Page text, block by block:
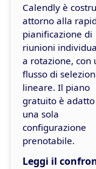
Calendly è
attorno alla
pianificazione di
riunioni
a rotazione, con
flusso di
lineare. Il piano
gratuito è adatto
una sola
configurazione
prenotabile.
Leggi il